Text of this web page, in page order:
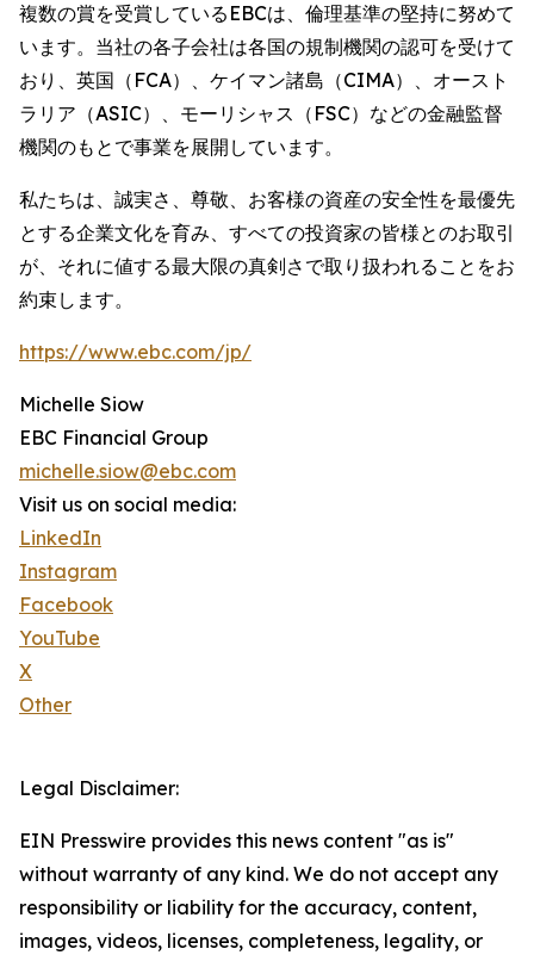
複数の賞を受賞しているEBCは、倫理基準の堅持に努めて
います。当社の各子会社は各国の規制機関の認可を受けて
おり、英国（FCA）、ケイマン諸島（CIMA）、オースト
ラリア（ASIC）、モーリシャス（FSC）などの金融監督
機関のもとで事業を展開しています。
私たちは、誠実さ、尊敬、お客様の資産の安全性を最優先
とする企業文化を育み、すべての投資家の皆様とのお取引
が、それに値する最大限の真剣さで取り扱われることをお
約束します。
https://www.ebc.com/jp/
Michelle Siow
EBC Financial Group
michelle.siow@ebc.com
Visit us on social media:
LinkedIn
Instagram
Facebook
YouTube
X
Other
Legal Disclaimer:
EIN Presswire provides this news content "as is"
without warranty of any kind. We do not accept any
responsibility or liability for the accuracy, content,
images, videos, licenses, completeness, legality, or